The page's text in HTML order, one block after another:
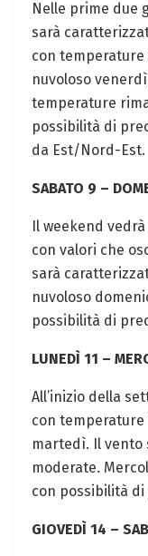
Nelle prime due
sarà
con temperature
nuvoloso
temperature
possibilità di
da Est/Nord-Est.
SABATO 9 –
Il weekend
con valori che
sarà
nuvoloso
possibilità di
LUNEDÌ 11 –
All’inizio della
con temperature
martedì. Il vento
moderate.
con possibilità
GIOVEDÌ 14 –